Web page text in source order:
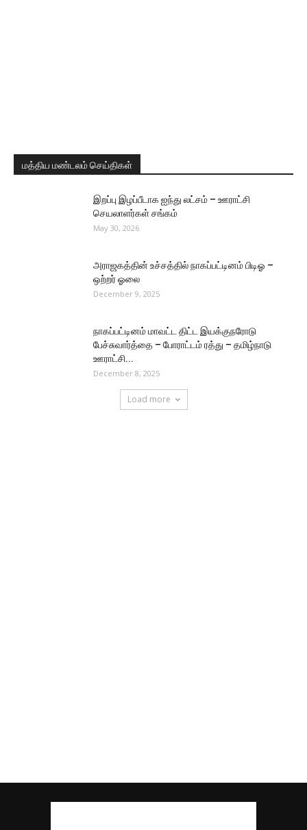
மத்திய மண்டலம் செய்திகள்
இறப்பு இழப்பீடாக ஐந்து லட்சம் – ஊராட்சி
செயலாளர்கள் சங்கம்
May 30, 2026
அராஜகத்தின் உச்சத்தில் நாகப்பட்டினம் பிடிஓ –
ஒற்றர் ஓலை
December 9, 2025
நாகப்பட்டினம் மாவட்ட திட்ட இயக்குநரோடு
பேச்சுவார்த்தை – போராட்டம் ரத்து – தமிழ்நாடு
ஊராட்சி...
December 8, 2025
Load more